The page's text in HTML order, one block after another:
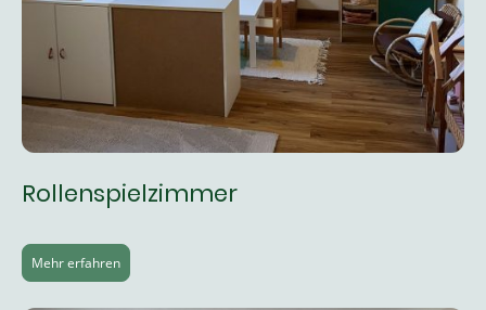
Rollenspielzimmer
Mehr erfahren